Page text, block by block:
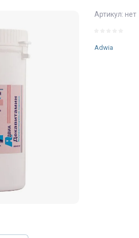
Артикул: нет
Adwia